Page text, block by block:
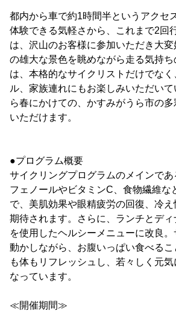
都内から車で約1時間半というアクセ
体験できる気軽さから、これまで2回
は、沢山のお客様に参加いただき大
の雄大な景色を眺めながら走る気持
は、本格的なサイクリストだけでな
ル、家族連れにもお楽しみいただい
ら春にかけての、かすみがうら市の
いただけます。
●プログラム概要
サイクリングプログラムのメインであ
フェノールやビタミンC、食物繊維な
で、美肌効果や眼精疲労の回復、冷
期待されます。さらに、ランチとデ
を使用したヘルシーメニューに改良
動かしながら、お腹いっぱい食べる
も体もリフレッシュし、若々しく元
なっています。
≪開催期間≫